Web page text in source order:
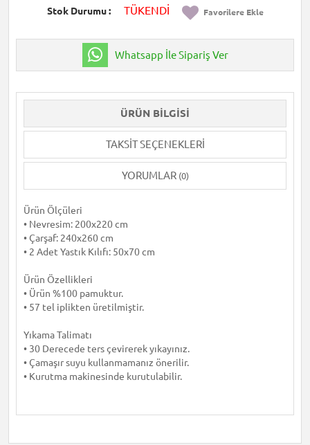
Stok Durumu TÜKENDİ Favorilere Ekle
Whatsapp İle Sipariş Ver
ÜRÜN BILGISI
TAKSIT SEÇENEKLERI
YORUMLAR (0)
Ürün Ölçüleri
• Nevresim: 200x220 cm
• Çarşaf: 240x260 cm
• 2 Adet Yastık Kılıfı: 50x70 cm
Ürün Özellikleri
• Ürün %100 pamuktur.
• 57 tel iplikten üretilmiştir.
Yıkama Talimatı
• 30 Derecede ters çevirerek yıkayınız.
• Çamaşır suyu kullanmamanız önerilir.
• Kurutma makinesinde kurutulabilir.